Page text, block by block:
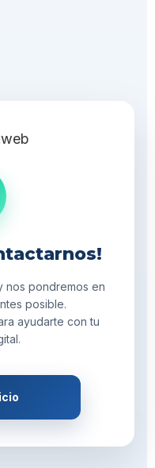
nos pondremos en
posible.
ayudarte con tu